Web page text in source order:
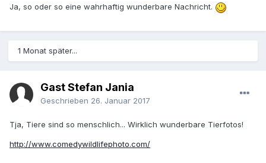
Ja, so oder so eine wahrhaftig wunderbare Nachricht.
1 Monat später...
Gast Stefan Jania
Geschrieben 26. Januar 2017
Tja, Tiere sind so menschlich... Wirklich wunderbare Tierfotos!
http://www.comedywildlifephoto.com/